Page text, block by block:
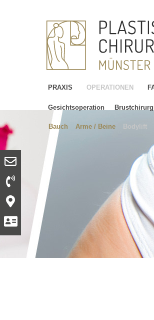
PRAXIS OPERATIONEN
Gesichtsoperation
Bauch Arme / Beine Bodylift